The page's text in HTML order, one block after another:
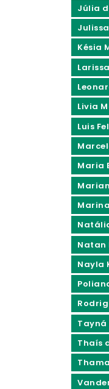
Júlia
Késia
Livia
Luis
Maria
Natan
Nayla
Tayná
Thaís